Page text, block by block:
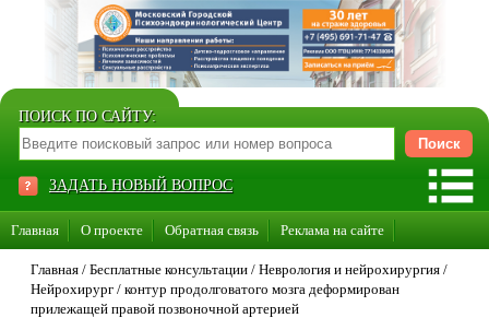
ПОИСК ПО САЙТУ:
ЗАДАТЬ НОВЫЙ ВОПРОС
Главная О проекте Обратная связь Реклама на сайте
Стать консультантом нашего сайта
Суперакция «Каждому врачу свой сайт»
Главная / Бесплатные консультации / Неврология и нейрохирургия /
Нейрохирург / контур продолговатого мозга деформирован
прилежащей правой позвоночной артерией